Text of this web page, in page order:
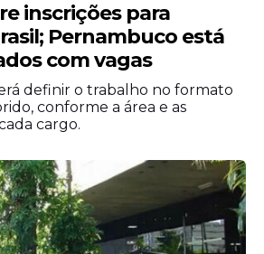
inscrições para
Pernambuco está
com vagas
definir o trabalho no formato
conforme a área e as
cargo.